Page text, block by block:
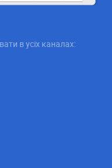
в усіх каналах: